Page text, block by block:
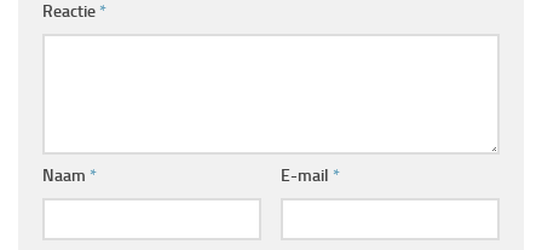
Reactie *
Naam * E-mail *